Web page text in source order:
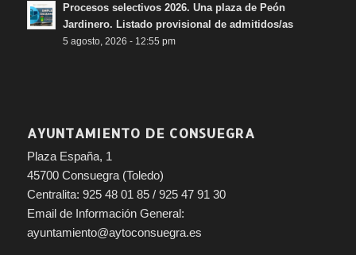
Procesos selectivos 2026. Una plaza de Peón
Jardinero. Listado provisional de admitidos/as
5 agosto, 2026 - 12:55 pm
AYUNTAMIENTO DE CONSUEGRA
Plaza España, 1
45700 Consuegra (Toledo)
Centralita: 925 48 01 85 / 925 47 91 30
Email de Información General:
ayuntamiento@aytoconsuegra.es